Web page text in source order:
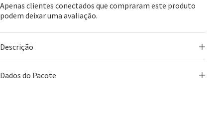
Apenas clientes conectados que compraram este produto
podem deixar uma avaliação.
Descrição
Dados do Pacote